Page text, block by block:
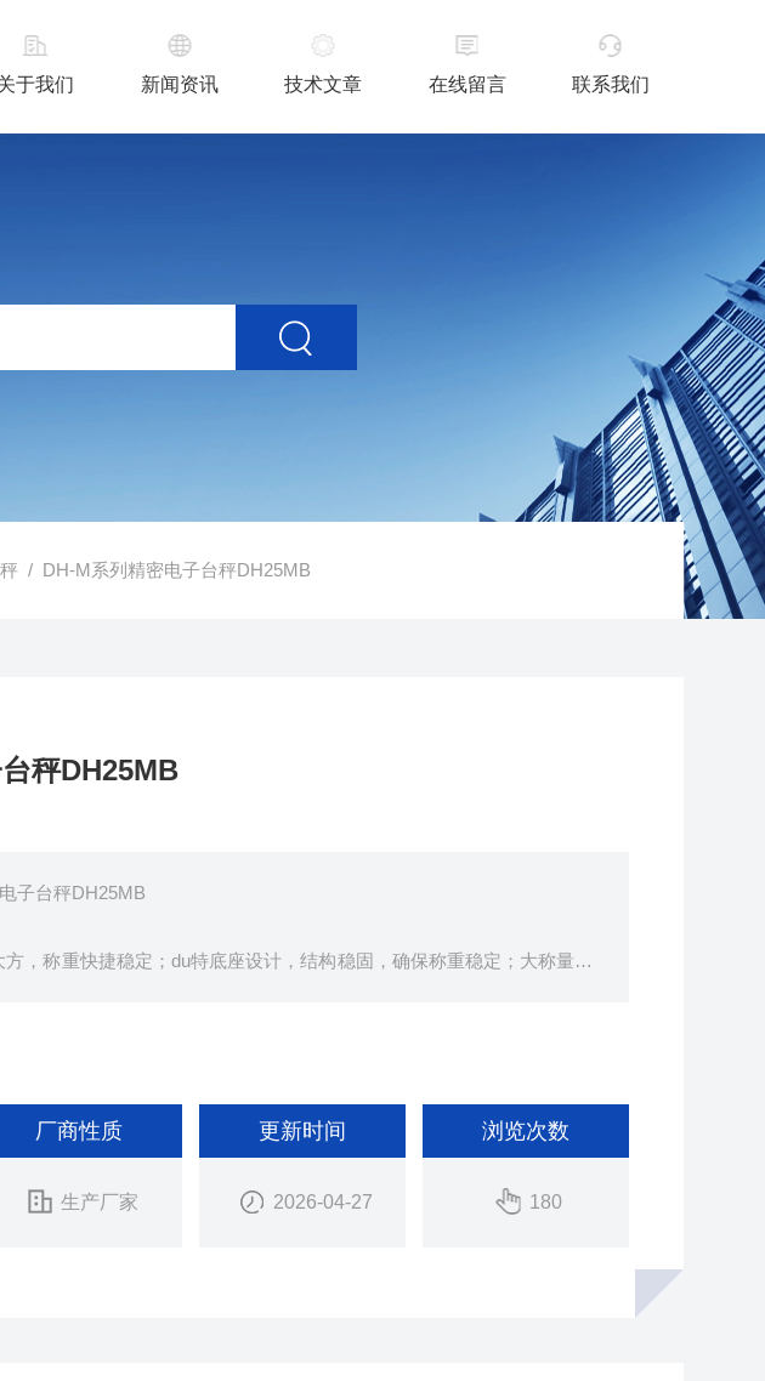
于我们 新闻资讯 技术文章 在线留言 联系我们
/ DH-M系列精密电子台秤DH25MB
秤DH25MB
子台秤DH25MB
，称重快捷稳定；du特底座设计，结构稳固，确保称重稳定；大称量ga
厂商性质
生产厂家
更新时间
2026-04-27
浏览次数
180